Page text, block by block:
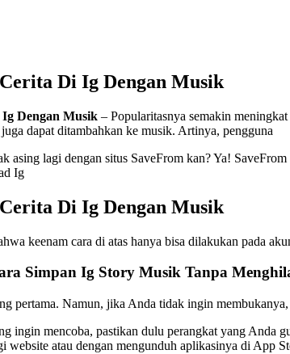
Di Ig Dengan Musik
Dengan Musik – Popularitasnya semakin
dapat ditambahkan ke musik. Artinya, pengguna
asing lagi dengan situs SaveFrom kan? Ya!
Ig
Di Ig Dengan Musik
keenam cara di atas hanya bisa dilakukan pada
Simpan Ig Story Musik Tanpa
pertama. Namun, jika Anda tidak ingin
ingin mencoba, pastikan dulu perangkat yang Anda
website atau dengan mengunduh aplikasinya di App